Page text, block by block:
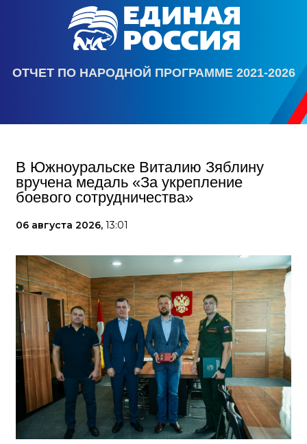
ОТЧЕТ ПО НАРОДНОЙ ПРОГРАММЕ 2021-2026
В Южноуральске Виталию Зяблину
вручена медаль «За укрепление
боевого сотрудничества»
06 августа 2026, 13:01